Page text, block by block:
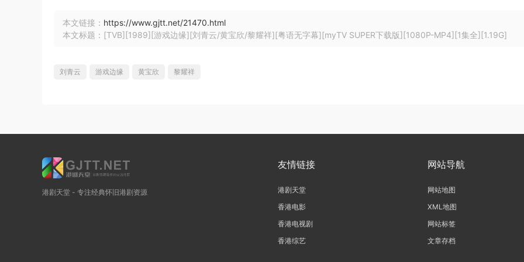
本文链接： https://www.gjtt.net/21470.html
本文标题：[TVB][1989][游戏边缘][刘青云/黄宝欣/黎耀祥][粤语无字幕][myTV SUPER下载版][1080P-MP4][1集全][1.19G]
刘青云 游戏边缘 黄宝欣 黎耀祥
港剧天堂 - 专注经典怀旧港剧资源
友情链接
港剧天堂
香港电影
香港电视剧
香港综艺
网站导航
网站地图
XML地图
网站标签
文章存档